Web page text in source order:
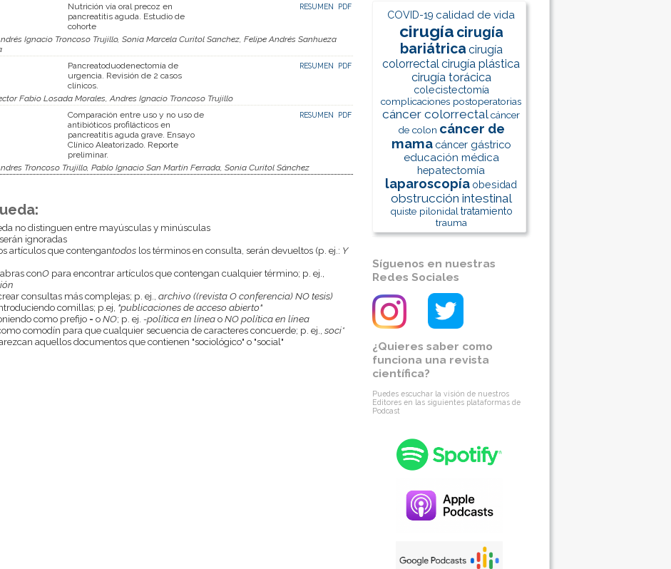
COVID-19 calidad de vida
cirugía cirugía
bariátrica cirugía
colorrectalcirugía plástica
cirugía torácica
colecistectomía
complicaciones postoperatorias
cáncer colorrectalcáncer
de colon cáncer de
mama cáncer gástrico
educación médica
hepatectomía
laparoscopía obesidad
obstrucción intestinal
quiste pilonidal tratamiento
trauma
Síguenos en nuestras
Redes Sociales
¿Quieres saber como
funciona una revista
científica?
Puedes escuchar la visión de nuestros
Editores en las siguientes plataformas de
Podcast
Nutrición vía oral precoz en
pancreatitis aguda. Estudio de
cohorte
RESUMEN PDF
Ignacio Troncoso Trujillo, Sonia Marcela Curitol Sanchez, Felipe Andrés Sanhueza
Pancreatoduodenectomía de
urgencia. Revisión de 2 casos
clínicos.
RESUMEN PDF
Fabio Losada Morales, Andres Ignacio Troncoso Trujillo
Comparación entre uso y no uso de
antibióticos profilácticos en
pancreatitis aguda grave. Ensayo
Clínico Aleatorizado. Reporte
preliminar.
RESUMEN PDF
Troncoso Trujillo, Pablo Ignacio San Martín Ferrada, Sonia Curitol Sánchez
no distinguen entre mayúsculas y minúsculas
ignoradas
artículos que contengantodoslos términos en consulta, serán devueltos (p. ej.: Y
conOpara encontrar artículos que contengan cualquier término; p. ej.,
consultas más complejas; p. ej., archivo ((revista O conferencia) NO tesis)
comillas; p.ej, "publicaciones de acceso abierto"
como prefijo - oNO; p. ej. -política en líneaoNO política en línea
comodín para que cualquier secuencia de caracteres concuerde; p. ej., soci*
aquellos documentos que contienen "sociológico" o "social"